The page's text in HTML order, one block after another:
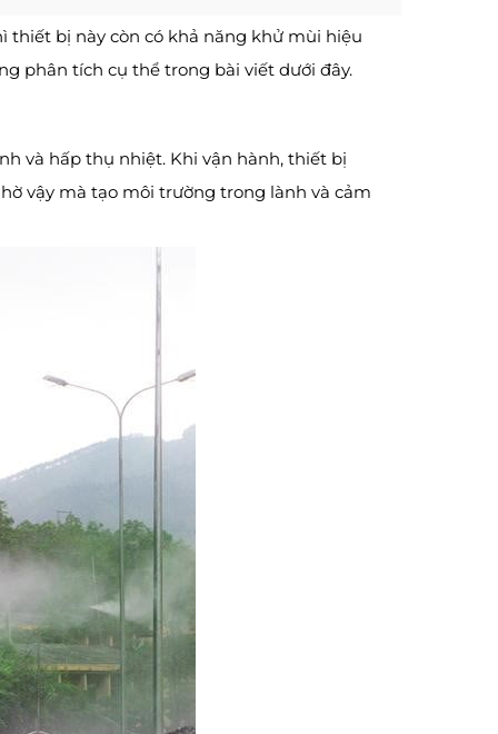
bị này còn có khả năng khử mùi hiệu
phân tích cụ thể trong bài viết dưới đây.
và hấp thụ nhiệt. Khi vận hành, thiết bị
vậy mà tạo môi trường trong lành và cảm